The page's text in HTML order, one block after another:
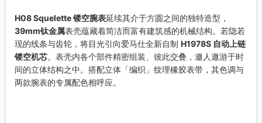
H08 Squelette 镂空腕表延续其介于方圆之间的独特造型，
39mm钛金属表壳蕴藏着简洁而富有建筑感的机械结构。若隐若
现的线条与齿轮，将目光引向爱马仕全新自制 H1978S 自动上链
镂空机芯。表壳内各个部件精密组装、彼此交叠，邀人遨游于时
间的立体结构之中。搭配立体「编织」纹理橡胶表带，其色调与
两款腕表的专属配色相呼应。